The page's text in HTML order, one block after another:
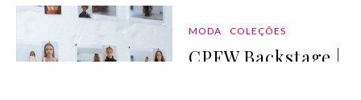
MODA COLEÇÕES
CPFW Backstage |